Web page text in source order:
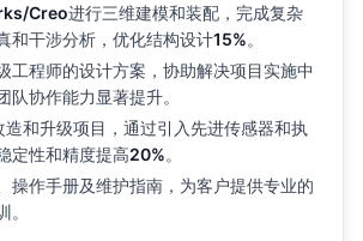
Creo进行三维建模和装配，完成复杂
和干涉分析，优化结构设计15%。
工程师的设计方案，协助解决项目实施中
队协作能力显著提升。
造和升级项目，通过引入先进传感器和执
定性和精度提高20%。
操作手册及维护指南，为客户提供专业的